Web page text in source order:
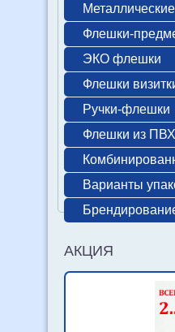
Флешки-
ЭКО флешки
Флешки
Ручки-флешки
Флешки из ПВХ
Варианты
АКЦИЯ